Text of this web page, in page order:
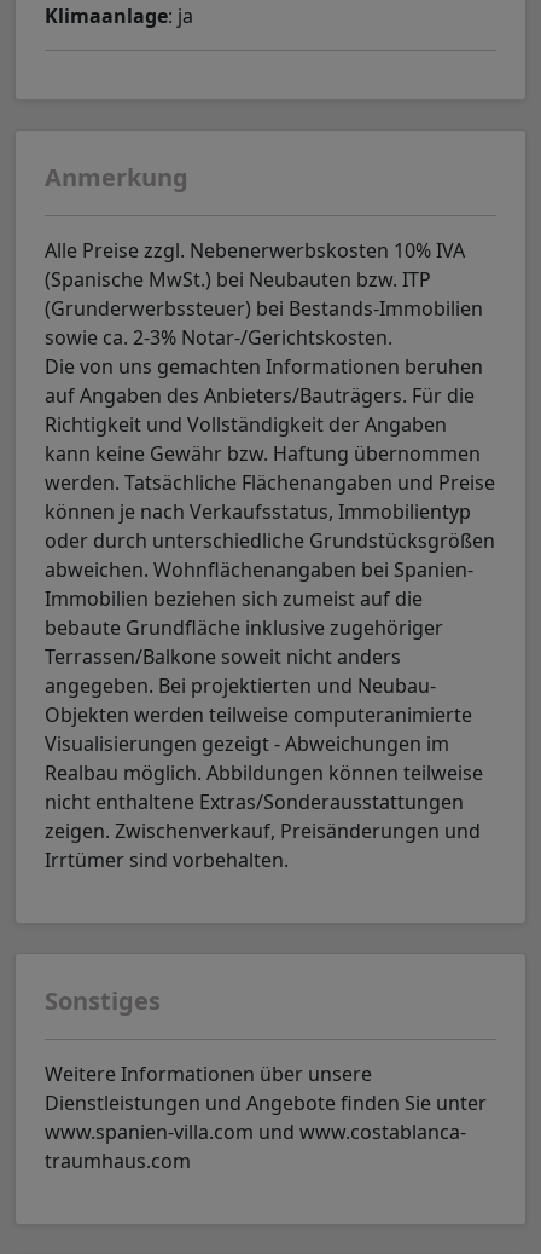
Klimaanlage: ja
Anmerkung
Alle Preise zzgl. Nebenerwerbskosten 10% IVA
(Spanische MwSt.) bei Neubauten bzw. ITP
(Grunderwerbssteuer) bei Bestands-Immobilien
sowie ca. 2-3% Notar-/Gerichtskosten.
Die von uns gemachten Informationen beruhen
auf Angaben des Anbieters/Bauträgers. Für die
Richtigkeit und Vollständigkeit der Angaben
kann keine Gewähr bzw. Haftung übernommen
werden. Tatsächliche Flächenangaben und Preise
können je nach Verkaufsstatus, Immobilientyp
oder durch unterschiedliche Grundstücksgrößen
abweichen. Wohnflächenangaben bei Spanien-
Immobilien beziehen sich zumeist auf die
bebaute Grundfläche inklusive zugehöriger
Terrassen/Balkone soweit nicht anders
angegeben. Bei projektierten und Neubau-
Objekten werden teilweise computeranimierte
Visualisierungen gezeigt - Abweichungen im
Realbau möglich. Abbildungen können teilweise
nicht enthaltene Extras/Sonderausstattungen
zeigen. Zwischenverkauf, Preisänderungen und
Irrtümer sind vorbehalten.
Sonstiges
Weitere Informationen über unsere
Dienstleistungen und Angebote finden Sie unter
www.spanien-villa.com und www.costablanca-
traumhaus.com